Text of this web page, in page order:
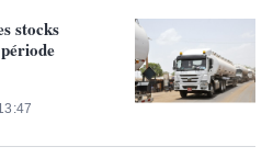
stocks